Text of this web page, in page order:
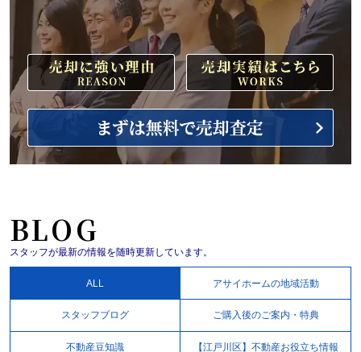
BLOG
スタッフが最新の情報を随時更新しています。
ALL アサイホームの地域活動
スタッフブログ ご購入後のご案内・特典
不動産豆知識 【江戸川区】不動産お役立ち情報